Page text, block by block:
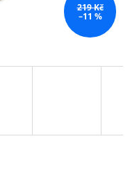
219 Kč
–11 %